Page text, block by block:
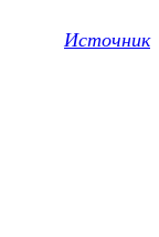
Источник